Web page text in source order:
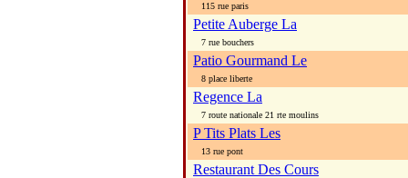
115 rue paris
Petite Auberge La
7 rue bouchers
Patio Gourmand Le
8 place liberte
Regence La
7 route nationale 21 rte moulins
P Tits Plats Les
13 rue pont
Restaurant Des Cours